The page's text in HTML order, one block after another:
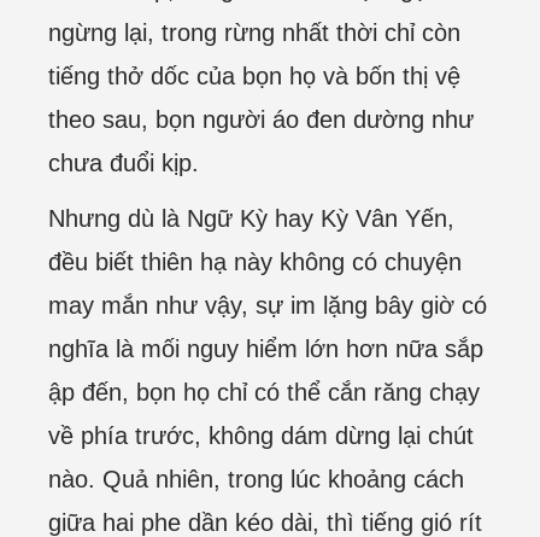
ngừng lại, trong rừng nhất thời chỉ còn
tiếng thở dốc của bọn họ và bốn thị vệ
theo sau, bọn người áo đen dường như
chưa đuổi kịp.
Nhưng dù là Ngữ Kỳ hay Kỳ Vân Yến,
đều biết thiên hạ này không có chuyện
may mắn như vậy, sự im lặng bây giờ có
nghĩa là mối nguy hiểm lớn hơn nữa sắp
ập đến, bọn họ chỉ có thể cắn răng chạy
về phía trước, không dám dừng lại chút
nào. Quả nhiên, trong lúc khoảng cách
giữa hai phe dần kéo dài, thì tiếng gió rít